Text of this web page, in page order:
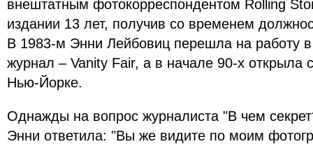
внештатным фотокорреспондентом Rolling
издании 13 лет, получив со временем
В 1983-м Энни Лейбовиц перешла на работу
журнал – Vanity Fair, а в начале 90-х открыла
Нью-Йорке.
Однажды на вопрос журналиста "В чем
Энни ответила: "Вы же видите по моим